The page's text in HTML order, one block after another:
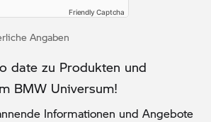
Friendly Captcha
Angaben
date zu Produkten und
BMW Universum!
Informationen und Angebote